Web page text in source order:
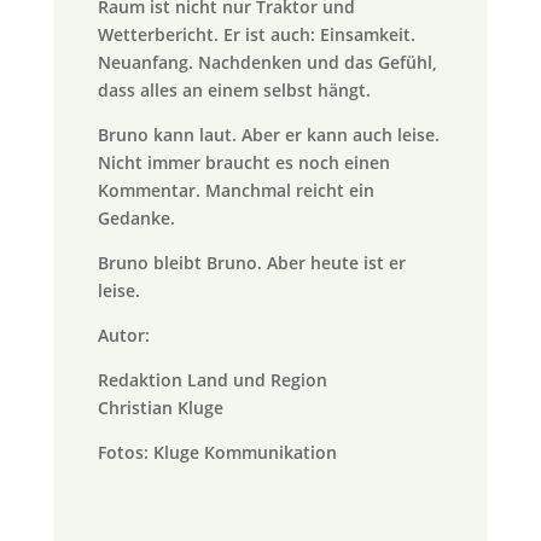
Raum ist nicht nur Traktor und
Wetterbericht. Er ist auch: Einsamkeit.
Neuanfang. Nachdenken und das Gefühl,
dass alles an einem selbst hängt.
Bruno kann laut. Aber er kann auch leise.
Nicht immer braucht es noch einen
Kommentar. Manchmal reicht ein
Gedanke.
Bruno bleibt Bruno. Aber heute ist er
leise.
Autor:
Redaktion Land und Region
Christian Kluge
Fotos: Kluge Kommunikation